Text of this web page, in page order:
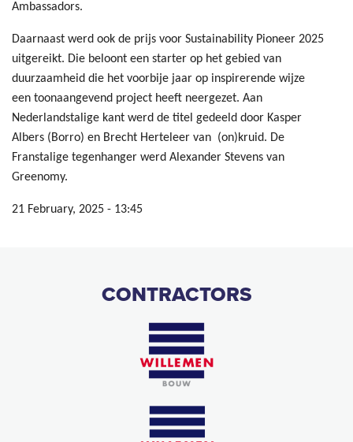
Ambassadors.
Daarnaast werd ook de prijs voor Sustainability Pioneer 2025
uitgereikt. Die beloont een starter op het gebied van
duurzaamheid die het voorbije jaar op inspirerende wijze
een toonaangevend project heeft neergezet. Aan
Nederlandstalige kant werd de titel gedeeld door Kasper
Albers (Borro) en Brecht Herteleer van (on)kruid. De
Franstalige tegenhanger werd Alexander Stevens van
Greenomy.
21 February, 2025 - 13:45
CONTRACTORS